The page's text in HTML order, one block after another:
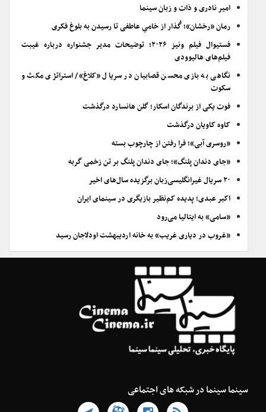
امیر نادری و ذات و زبان سینما
رمان «رخشان»؛ گُذار از خامیِ عاطفی تا رسیدن به بلوغ فکری
فستیوال فیلم ونیز ۲۰۲۶؛ توضیحات مدیر جشنواره درباره غیبت
فیلم‌های هالیوودی
نگاهی به بازی محسن قصابیان در سریال «کلاغ»/ استراتژی مکث و
سکوت
فوت یکی از برندگان اسکار؛ گلن هانسارد درگذشت
کاوه کاویان درگذشت
«روسری آبی»؛ فرا رفتن از چارچوب بسته
«جای دندان پلنگ»؛ جای دندان پلنگ بر تن زخمی گربه
۲۰ سریال غیرانگلیسی‌زبان برگزیده سال‌های اخیر
اکبر عبدی؛ پدیده کم‌نظیر بازیگری در سینمای ایران
«سامی» به ایتالیا می‌رود
«غروب در دیاری غریب» به خانه اردیبهشت اودلاجان رسید
سینما سینما در شبکه های اجتماعی